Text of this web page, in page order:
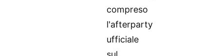
compreso
l'afterparty
ufficiale